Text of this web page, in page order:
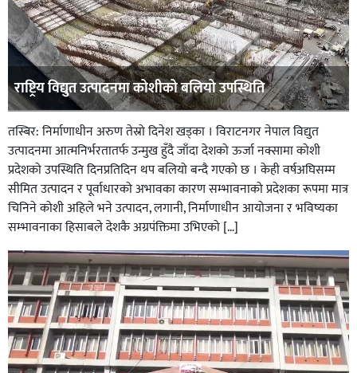
राष्ट्रिय विद्युत उत्पादनमा कोशीको बलियो उपस्थिति
तस्बिर: निर्माणाधीन अरुण तेस्रो दिनेश खड्का । विराटनगर नेपाल विद्युत
उत्पादनमा आत्मनिर्भरतातर्फ उन्मुख हुँदै जाँदा देशको ऊर्जा नक्सामा कोशी
प्रदेशको उपस्थिति दिनप्रतिदिन थप बलियो बन्दै गएको छ । केही वर्षअघिसम्म
सीमित उत्पादन र पूर्वाधारको अभावका कारण सम्भावनाको प्रदेशका रूपमा मात्र
चिनिने कोशी अहिले भने उत्पादन, लगानी, निर्माणाधीन आयोजना र भविष्यका
सम्भावनाका हिसाबले देशकै अग्रपंक्तिमा उभिएको […]